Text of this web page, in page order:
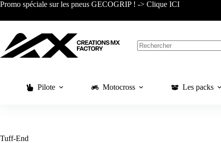
Passer
contenu
Promo spéciale sur les pneus GECOGRIP ! -> Clique ICI
Pilote Motocross Les packs
Tuff-End